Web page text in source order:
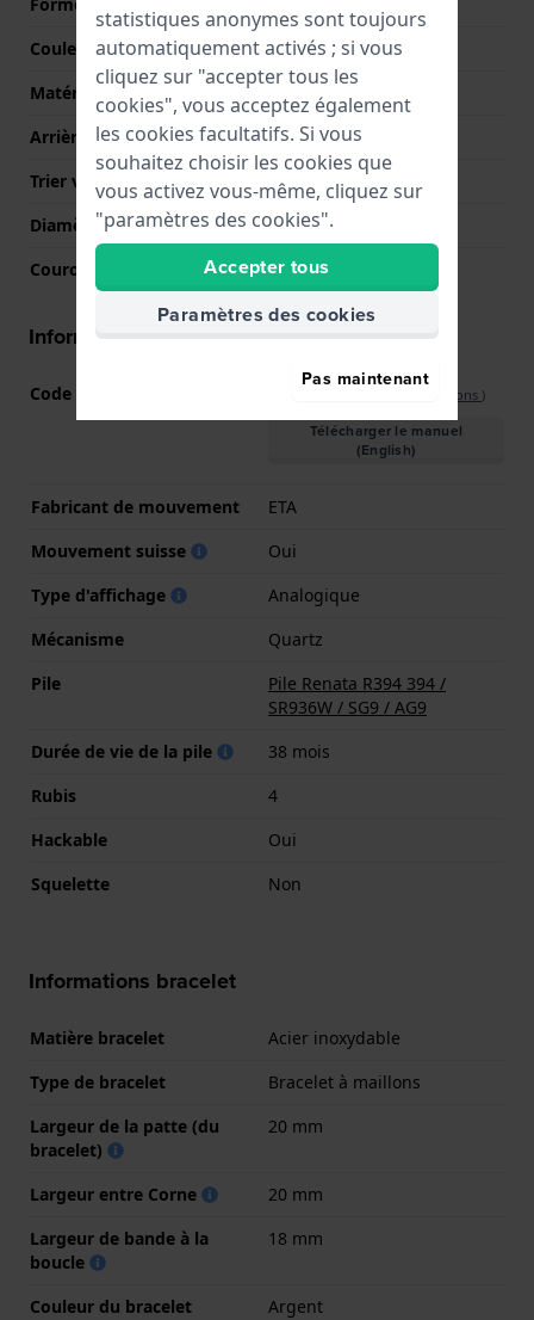
Forme du boîtier
Couleur du boîtier
Argent
Matériau du boîtier arrière
Acier inoxydable
Arrière de Boitier
Couvercle à pression
Trier verre
Saphire
Diamètre du verre
34.50
Couronne
Couronne de tirer
Informations mouvement
Code Mouvement Voir les spécifications )
Télécharger le manuel
(English)
Fabricant de mouvement
ETA
Mouvement suisse
Oui
Type d'affichage
Analogique
Mécanisme
Quartz
Pile
Pile Renata R394 394 /
SR936W / SG9 / AG9
Durée de vie de la pile
38 mois
Rubis
4
Hackable
Oui
Squelette
Non
Informations bracelet
Matière bracelet
Acier inoxydable
Type de bracelet
Bracelet à maillons
Largeur de la patte (du
bracelet)
20 mm
Largeur entre Corne
20 mm
Largeur de bande à la
boucle
18 mm
Couleur du bracelet
Argent
statistiques anonymes sont toujours
automatiquement activés ; si vous
cliquez sur "accepter tous les
cookies", vous acceptez également
les cookies facultatifs. Si vous
souhaitez choisir les cookies que
vous activez vous-même, cliquez sur
"paramètres des cookies".
Accepter tous
Paramètres des cookies
Pas maintenant